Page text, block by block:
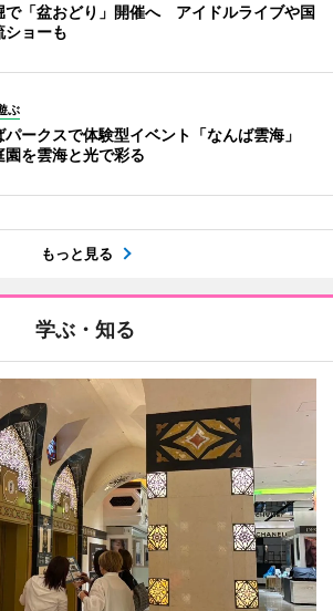
で「盆おどり」開催へ アイドルライブや国
ショーも
ぶ
パークスで体験型イベント「なんば雲海」
園を雲海と光で彩る
もっと見る
学ぶ・知る